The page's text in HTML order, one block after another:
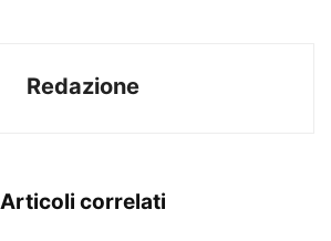
Redazione
Articoli correlati